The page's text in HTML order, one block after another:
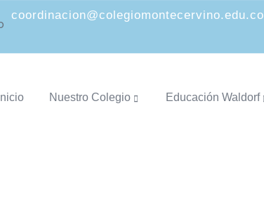
coordinacion@colegiomontecervino.edu.co
Inicio Nuestro Colegio Educación Waldorf